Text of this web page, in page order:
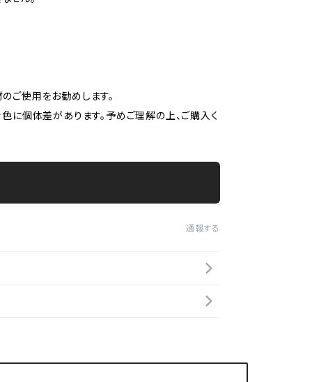
ご使用をお勧めします。
に個体差があります。予めご理解の上、ご購入く
通報する